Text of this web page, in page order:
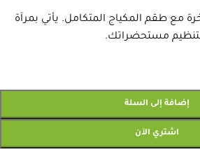
مع طقم المكياج المتكامل. يأتي بمرآة
مستحضراتك.
إضافة إلى السلة
اشتري الآن